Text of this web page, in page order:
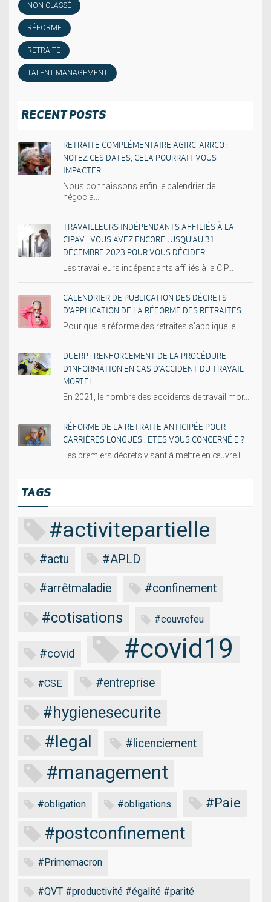
NON CLASSÉ
RÉFORME
RETRAITE
TALENT MANAGEMENT
RECENT POSTS
RETRAITE COMPLÉMENTAIRE AGIRC-ARRCO :
NOTEZ CES DATES, CELA POURRAIT VOUS
IMPACTER.
Nous connaissons enfin le calendrier de
négocia...
TRAVAILLEURS INDÉPENDANTS AFFILIÉS À LA
CIPAV : VOUS AVEZ ENCORE JUSQU’AU 31
DÉCEMBRE 2023 POUR VOUS DÉCIDER
Les travailleurs indépendants affiliés à la CIP...
CALENDRIER DE PUBLICATION DES DÉCRETS
D’APPLICATION DE LA RÉFORME DES RETRAITES
Pour que la réforme des retraites s’applique le...
DUERP : RENFORCEMENT DE LA PROCÉDURE
D’INFORMATION EN CAS D’ACCIDENT DU TRAVAIL
MORTEL
En 2021, le nombre des accidents de travail mor...
RÉFORME DE LA RETRAITE ANTICIPÉE POUR
CARRIÈRES LONGUES : ETES VOUS CONCERNÉ.E ?
Les premiers décrets visant à mettre en œuvre l...
TAGS
#activitepartielle
#actu #APLD
#arrêtmaladie #confinement
#cotisations #couvrefeu
#covid #covid19
#CSE #entreprise
#hygienesecurite
#legal #licenciement
#management
#obligation #obligations #Paie
#postconfinement
#Primemacron
#QVT #productivité #égalité #parité